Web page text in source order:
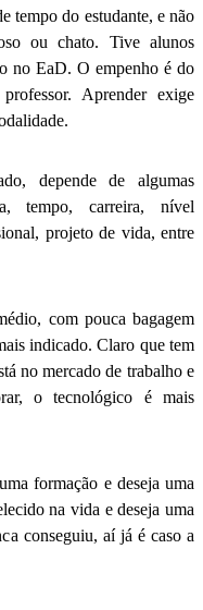
tempo do estudante, e não
ou chato. Tive alunos
no EaD. O empenho é do
Aprender exige
depende de algumas
tempo, carreira, nível
projeto de vida, entre
com pouca bagagem
indicado. Claro que tem
no mercado de trabalho e
o tecnológico é mais
formação e deseja uma
na vida e deseja uma
conseguiu, aí já é caso a